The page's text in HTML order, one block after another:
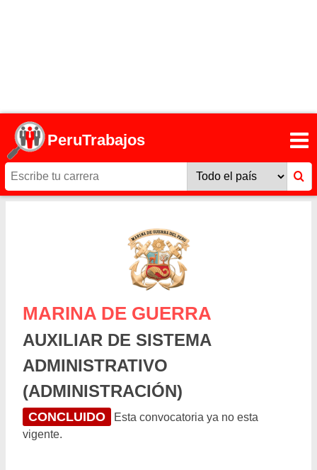
PeruTrabajos
MARINA DE GUERRA
AUXILIAR DE SISTEMA
ADMINISTRATIVO
(ADMINISTRACIÓN)
CONCLUIDO
Esta convocatoria ya no esta
vigente.